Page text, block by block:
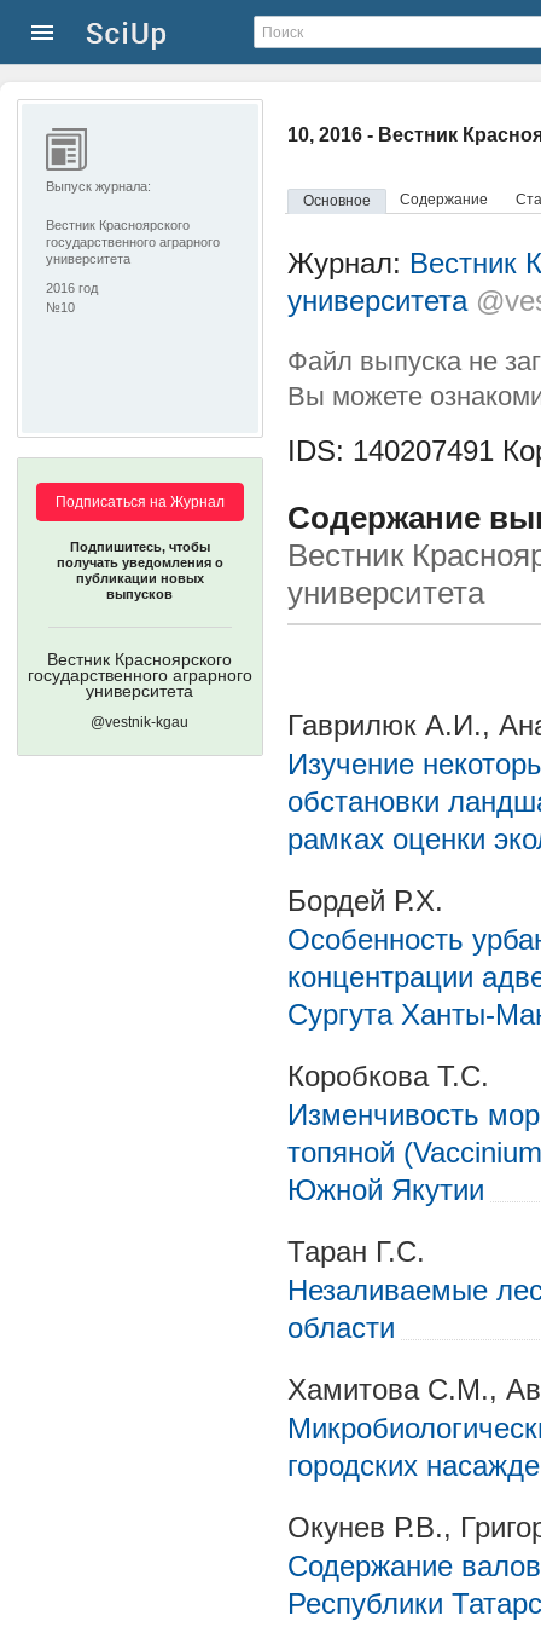
10, 2016 - Вестник
Основное Содержание
Выпуск журнала:
Вестник Красноярского
государственного аграрного
университета
2016 год
№10
Подписаться на Журнал
Подпишитесь, чтобы
получать уведомления о
публикации новых
выпусков
Вестник Красноярского
государственного аграрного
университета
@vestnik-kgau
Журнал: Вестник
университета
Файл выпуска не
Вы можете
IDS: 140207491
Содержание
Вестник
университета
Гаврилюк А.И.,
Изучение
обстановки
рамках оценки
Бордей Р.Х.
Особенность
концентрации
Сургута Ханты-
Коробкова Т.С.
Изменчивость
топяной
Южной Якутии
Таран Г.С.
Незаливаемые
области
Хамитова С.М.,
городских
Окунев Р.В.,
Содержание
Республики